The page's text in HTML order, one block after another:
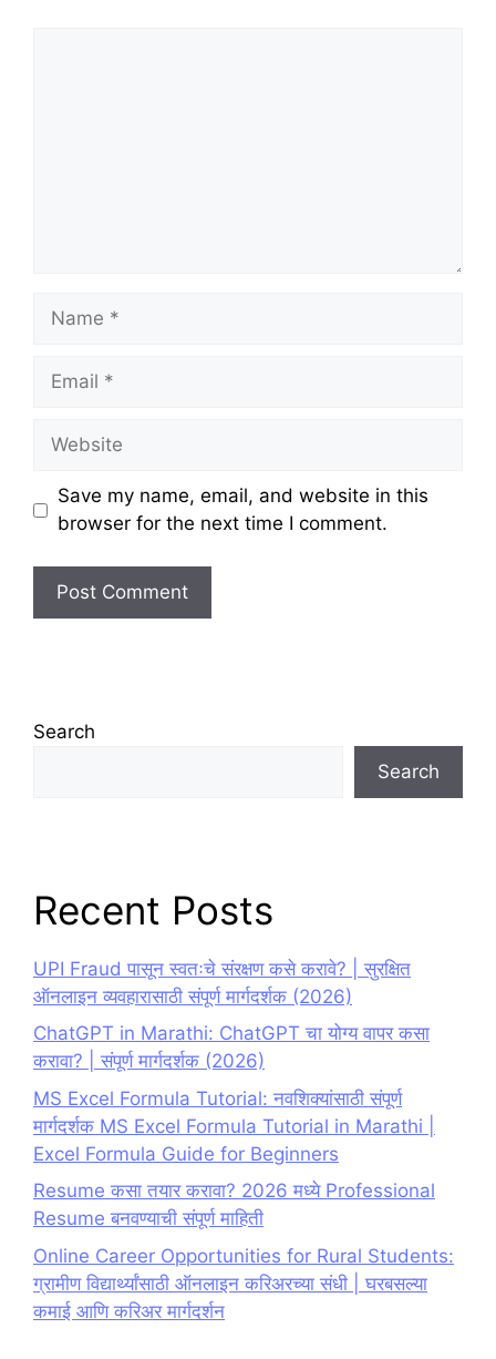
Name
Email
Website
Save my name, email, and website in this
browser for the next time I comment.
Search
Search
Recent Posts
UPI Fraud पासून स्वतःचे संरक्षण कसे करावे? | सुरक्षित
ऑनलाइन व्यवहारासाठी संपूर्ण मार्गदर्शक (2026)
ChatGPT in Marathi: ChatGPT चा योग्य वापर कसा
करावा? | संपूर्ण मार्गदर्शक (2026)
MS Excel Formula Tutorial: नवशिक्यांसाठी संपूर्ण
मार्गदर्शक MS Excel Formula Tutorial in Marathi |
Excel Formula Guide for Beginners
Resume कसा तयार करावा? 2026 मध्ये Professional
Resume बनवण्याची संपूर्ण माहिती
Online Career Opportunities for Rural Students:
ग्रामीण विद्यार्थ्यांसाठी ऑनलाइन करिअरच्या संधी | घरबसल्या
कमाई आणि करिअर मार्गदर्शन